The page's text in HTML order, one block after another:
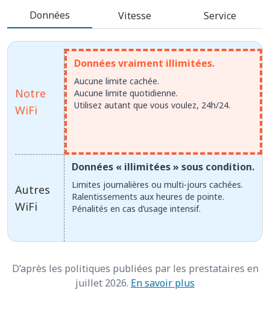
Données Vitesse Service
Notre
WiFi
Autres
WiFi
Données vraiment illimitées.
Aucune limite cachée.
Aucune limite quotidienne.
Utilisez autant que vous voulez, 24h/24.
Données « illimitées » sous condition.
Limites journalières ou multi-jours cachées.
Ralentissements aux heures de pointe.
Pénalités en cas d’usage intensif.
D’après les politiques publiées par les prestataires en
juillet 2026. En savoir plus